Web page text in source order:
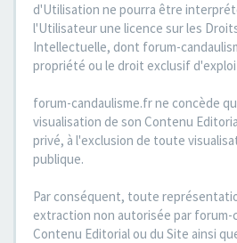
d'Utilisation ne pourra être
l'Utilisateur une licence sur les
Intellectuelle, dont forum-
propriété ou le droit exclusif
forum-candaulisme.fr ne concède
visualisation de son Contenu
privé, à l'exclusion de toute
publique.
Par conséquent, toute
extraction non autorisée par forum-
Contenu Editorial ou du Site ainsi